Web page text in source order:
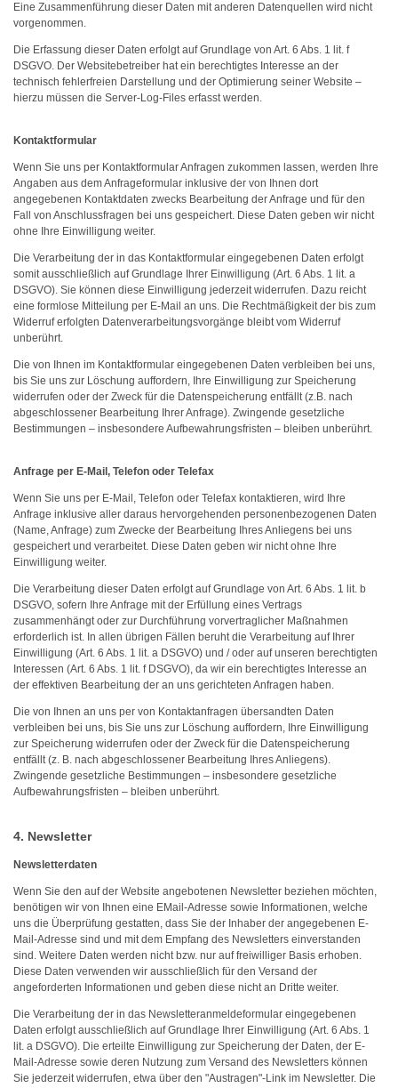
Eine Zusammenführung dieser Daten mit anderen Datenquellen wird nicht
vorgenommen.
Die Erfassung dieser Daten erfolgt auf Grundlage von Art. 6 Abs. 1 lit. f
DSGVO. Der Websitebetreiber hat ein berechtigtes Interesse an der
technisch fehlerfreien Darstellung und der Optimierung seiner Website –
hierzu müssen die Server-Log-Files erfasst werden.
Kontaktformular
Wenn Sie uns per Kontaktformular Anfragen zukommen lassen, werden Ihre
Angaben aus dem Anfrageformular inklusive der von Ihnen dort
angegebenen Kontaktdaten zwecks Bearbeitung der Anfrage und für den
Fall von Anschlussfragen bei uns gespeichert. Diese Daten geben wir nicht
ohne Ihre Einwilligung weiter.
Die Verarbeitung der in das Kontaktformular eingegebenen Daten erfolgt
somit ausschließlich auf Grundlage Ihrer Einwilligung (Art. 6 Abs. 1 lit. a
DSGVO). Sie können diese Einwilligung jederzeit widerrufen. Dazu reicht
eine formlose Mitteilung per E-Mail an uns. Die Rechtmäßigkeit der bis zum
Widerruf erfolgten Datenverarbeitungsvorgänge bleibt vom Widerruf
unberührt.
Die von Ihnen im Kontaktformular eingegebenen Daten verbleiben bei uns,
bis Sie uns zur Löschung auffordern, Ihre Einwilligung zur Speicherung
widerrufen oder der Zweck für die Datenspeicherung entfällt (z.B. nach
abgeschlossener Bearbeitung Ihrer Anfrage). Zwingende gesetzliche
Bestimmungen – insbesondere Aufbewahrungsfristen – bleiben unberührt.
Anfrage per E-Mail, Telefon oder Telefax
Wenn Sie uns per E-Mail, Telefon oder Telefax kontaktieren, wird Ihre
Anfrage inklusive aller daraus hervorgehenden personenbezogenen Daten
(Name, Anfrage) zum Zwecke der Bearbeitung Ihres Anliegens bei uns
gespeichert und verarbeitet. Diese Daten geben wir nicht ohne Ihre
Einwilligung weiter.
Die Verarbeitung dieser Daten erfolgt auf Grundlage von Art. 6 Abs. 1 lit. b
DSGVO, sofern Ihre Anfrage mit der Erfüllung eines Vertrags
zusammenhängt oder zur Durchführung vorvertraglicher Maßnahmen
erforderlich ist. In allen übrigen Fällen beruht die Verarbeitung auf Ihrer
Einwilligung (Art. 6 Abs. 1 lit. a DSGVO) und / oder auf unseren berechtigten
Interessen (Art. 6 Abs. 1 lit. f DSGVO), da wir ein berechtigtes Interesse an
der effektiven Bearbeitung der an uns gerichteten Anfragen haben.
Die von Ihnen an uns per von Kontaktanfragen übersandten Daten
verbleiben bei uns, bis Sie uns zur Löschung auffordern, Ihre Einwilligung
zur Speicherung widerrufen oder der Zweck für die Datenspeicherung
entfällt (z. B. nach abgeschlossener Bearbeitung Ihres Anliegens).
Zwingende gesetzliche Bestimmungen – insbesondere gesetzliche
Aufbewahrungsfristen – bleiben unberührt.
4. Newsletter
Newsletterdaten
Wenn Sie den auf der Website angebotenen Newsletter beziehen möchten,
benötigen wir von Ihnen eine EMail-Adresse sowie Informationen, welche
uns die Überprüfung gestatten, dass Sie der Inhaber der angegebenen E-
Mail-Adresse sind und mit dem Empfang des Newsletters einverstanden
sind. Weitere Daten werden nicht bzw. nur auf freiwilliger Basis erhoben.
Diese Daten verwenden wir ausschließlich für den Versand der
angeforderten Informationen und geben diese nicht an Dritte weiter.
Die Verarbeitung der in das Newsletteranmeldeformular eingegebenen
Daten erfolgt ausschließlich auf Grundlage Ihrer Einwilligung (Art. 6 Abs. 1
lit. a DSGVO). Die erteilte Einwilligung zur Speicherung der Daten, der E-
Mail-Adresse sowie deren Nutzung zum Versand des Newsletters können
Sie jederzeit widerrufen, etwa über den "Austragen"-Link im Newsletter. Die